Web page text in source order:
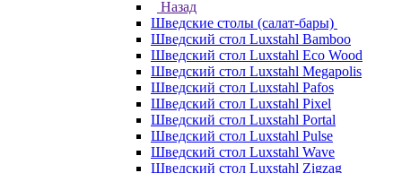
Назад
Шведские столы (салат-бары)
Шведский стол Luxstahl Bamboo
Шведский стол Luxstahl Eco Wood
Шведский стол Luxstahl Megapolis
Шведский стол Luxstahl Pafos
Шведский стол Luxstahl Pixel
Шведский стол Luxstahl Portal
Шведский стол Luxstahl Pulse
Шведский стол Luxstahl Wave
Шведский стол Luxstahl Zigzag